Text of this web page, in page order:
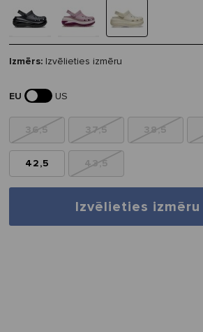
Izmērs: Izvēlieties izmēru
EU
US
36,5 37,5 38,5
42,5 43,5
Izvēlieties izmēru